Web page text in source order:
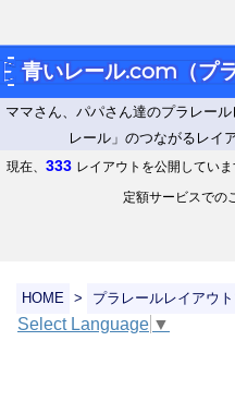
青いレール.com（プ
ママさん、パパさん達のプラレー
レール」のつながるレイ
現在、 333 レイアウトを公開してい
定額サービスでの
HOME > プラレールレイアウ
Select Language ▼